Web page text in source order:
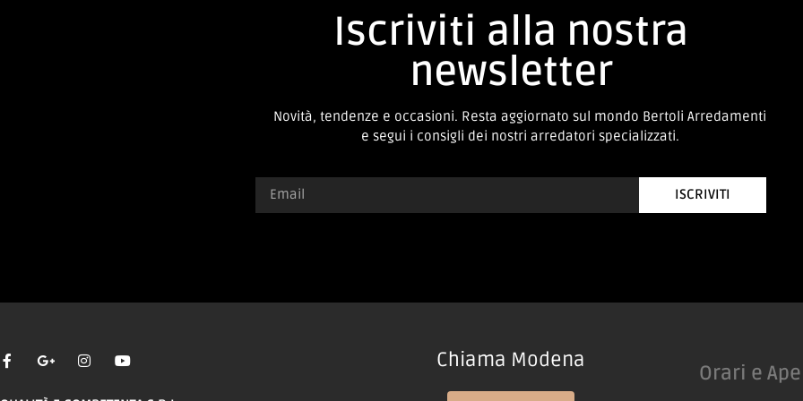
Iscriviti alla nostra
newsletter
Novità, tendenze e occasioni. Resta aggiornato sul mondo Bertoli Arredamenti
e segui i consigli dei nostri arredatori specializzati.
ISCRIVITI
Chiama Modena
Orari e